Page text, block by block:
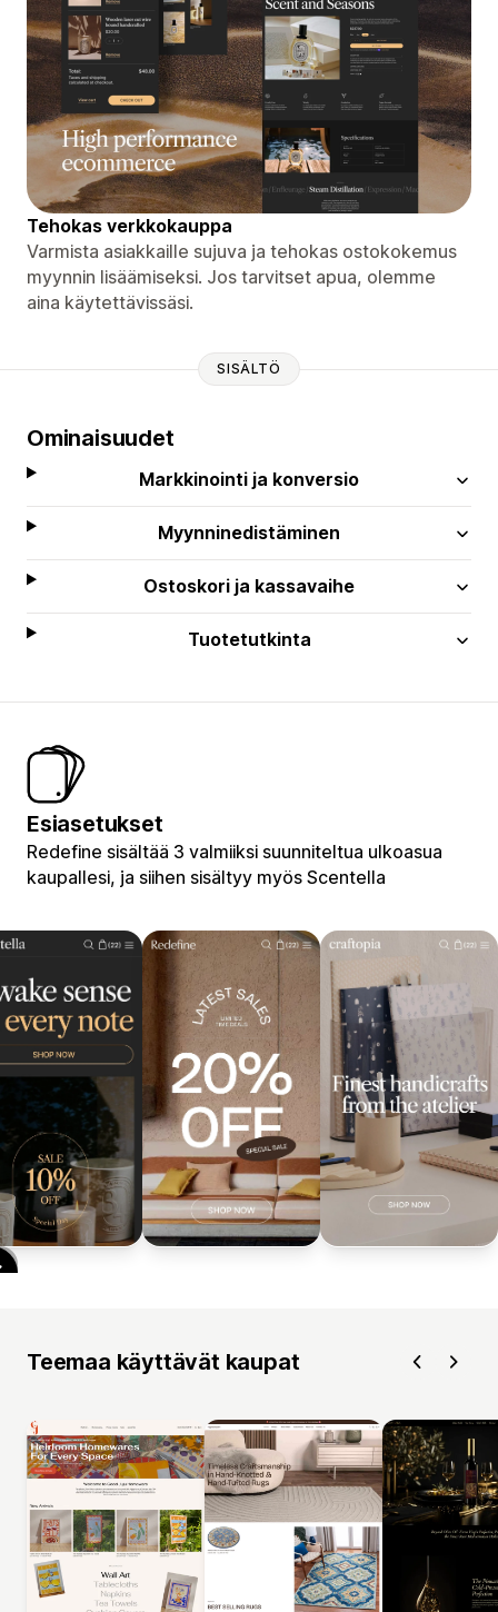
Tehokas verkkokauppa
Varmista asiakkaille sujuva ja tehokas ostokokemus
myynnin lisäämiseksi. Jos tarvitset apua, olemme
aina käytettävissäsi.
SISÄLTÖ
Ominaisuudet
Markkinointi ja konversio
Myynninedistäminen
Ostoskori ja kassavaihe
Tuotetutkinta
Esiasetukset
Redefine sisältää 3 valmiiksi suunniteltua ulkoasua
kaupallesi, ja siihen sisältyy myös Scentella
Teemaa käyttävät kaupat